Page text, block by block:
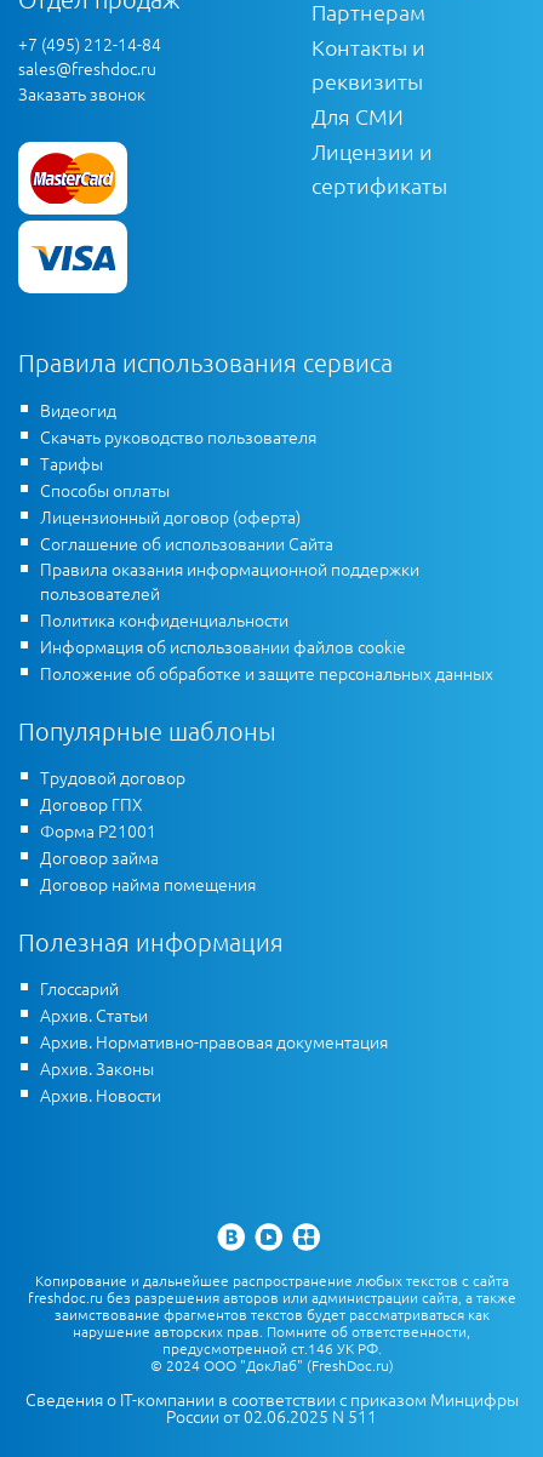
+7 (495) 212-14-84
sales@freshdoc.ru
Заказать звонок
Партнерам
Контакты и
реквизиты
Для СМИ
Лицензии и
сертификаты
Правила использования сервиса
Видеогид
Скачать руководство пользователя
Тарифы
Способы оплаты
Лицензионный договор (оферта)
Соглашение об использовании Сайта
Правила оказания информационной поддержки
пользователей
Политика конфиденциальности
Информация об использовании файлов cookie
Положение об обработке и защите персональных данных
Популярные шаблоны
Трудовой договор
Договор ГПХ
Форма Р21001
Договор займа
Договор найма помещения
Полезная информация
Глоссарий
Архив. Статьи
Архив. Нормативно-правовая документация
Архив. Законы
Архив. Новости
Копирование и дальнейшее распространение любых текстов с сайта
freshdoc.ru без разрешения авторов или администрации сайта, а также
заимствование фрагментов текстов будет рассматриваться как
нарушение авторских прав. Помните об ответственности,
предусмотренной ст.146 УК РФ.
© 2024 ООО "ДокЛаб" (FreshDoc.ru)
Сведения о IT-компании в соответствии с приказом Минцифры
России от 02.06.2025 N 511